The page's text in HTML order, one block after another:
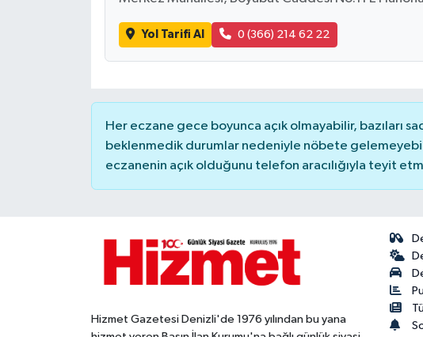
Yol Tarifi Al 0 (366) 214 62 22
Her eczane gece boyunca açık olmayabilir, bazıları
beklenmedik durumlar nedeniyle nöbete
eczanenin açık olduğunu telefon aracılığıyla teyit
Hizmet Gazetesi Denizli'de 1976 yılından bu yana